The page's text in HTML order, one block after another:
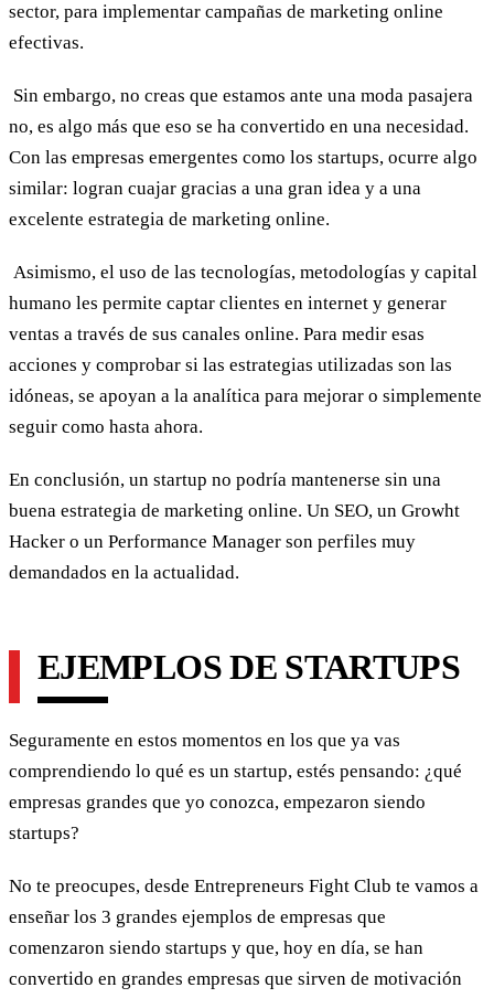
sector, para implementar campañas de marketing online
efectivas.
Sin embargo, no creas que estamos ante una moda pasajera
no, es algo más que eso se ha convertido en una necesidad.
Con las empresas emergentes como los startups, ocurre algo
similar: logran cuajar gracias a una gran idea y a una
excelente estrategia de marketing online.
Asimismo, el uso de las tecnologías, metodologías y capital
humano les permite captar clientes en internet y generar
ventas a través de sus canales online. Para medir esas
acciones y comprobar si las estrategias utilizadas son las
idóneas, se apoyan a la analítica para mejorar o simplemente
seguir como hasta ahora.
En conclusión, un startup no podría mantenerse sin una
buena estrategia de marketing online. Un SEO, un Growht
Hacker o un Performance Manager son perfiles muy
demandados en la actualidad.
EJEMPLOS DE STARTUPS
Seguramente en estos momentos en los que ya vas
comprendiendo lo qué es un startup, estés pensando: ¿qué
empresas grandes que yo conozca, empezaron siendo
startups?
No te preocupes, desde Entrepreneurs Fight Club te vamos a
enseñar los 3 grandes ejemplos de empresas que
comenzaron siendo startups y que, hoy en día, se han
convertido en grandes empresas que sirven de motivación